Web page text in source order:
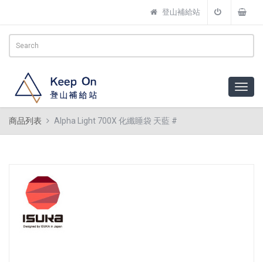
登山補給站
商品列表 Alpha Light 700X 化纖睡袋 天藍 #